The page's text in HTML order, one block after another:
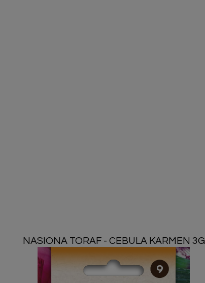
NASIONA TORAF - CEBULA KARMEN 3G